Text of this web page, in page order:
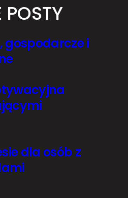
gospodarcze i
dla osób z